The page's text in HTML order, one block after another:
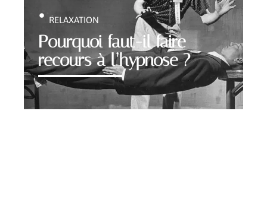
Pourquoi faut-il faire
recours à l’hypnose ?
RELAXATION